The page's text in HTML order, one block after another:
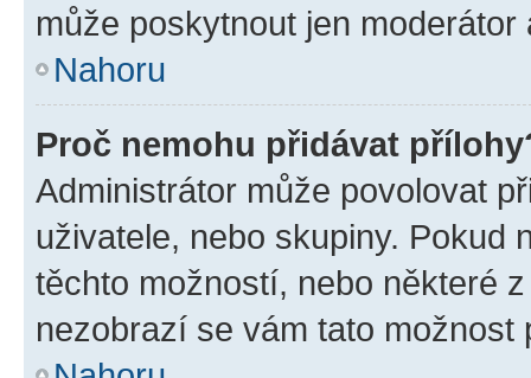
může poskytnout jen
Nahoru
Proč nemohu přidávat
Administrátor může povolovat
uživatele, nebo skupiny. Pokud
těchto možností, nebo některé
nezobrazí se vám tato